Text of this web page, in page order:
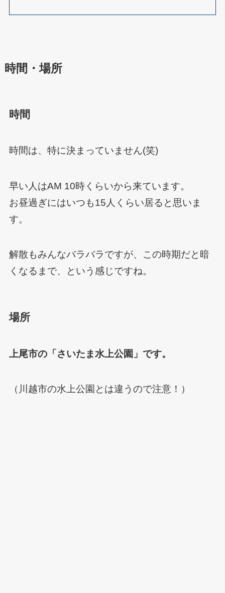
時間・場所
時間
時間は、特に決まっていません(笑)
早い人はAM 10時くらいから来ています。
お昼過ぎにはいつも15人くらい居ると思いま
す。
解散もみんなバラバラですが、この時期だと暗
くなるまで、という感じですね。
場所
上尾市の「さいたま水上公園」です。
（川越市の水上公園とは違うので注意！）